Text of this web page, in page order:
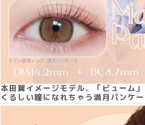
本田翼イメージモデル、「ビューム
くるしい瞳になれちゃう満月パンケ